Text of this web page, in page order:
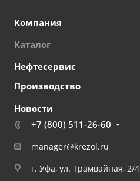
Компания
Каталог
Нефтесервис
Производство
Новости
+7 (800) 511-26-60
manager@krezol.ru
г. Уфа, ул. Трамвайная, 2/4